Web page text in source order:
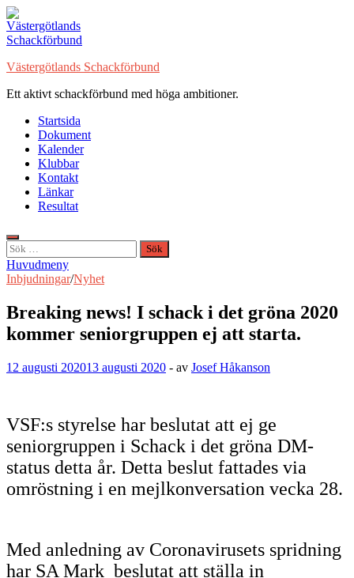
Hoppa
till
innehåll
Västergötlands Schackförbund
Ett aktivt schackförbund med höga ambitioner.
Startsida
Dokument
Kalender
Klubbar
Kontakt
Länkar
Resultat
Sök
efter:
Huvudmeny
Inbjudningar/Nyhet
Breaking news! I schack i det gröna 2020
kommer seniorgruppen ej att starta.
12 augusti 202013 augusti 2020 - av Josef Håkanson
VSF:s styrelse har beslutat att ej ge
seniorgruppen i Schack i det gröna DM-
status detta år. Detta beslut fattades via
omröstning i en mejlkonversation vecka 28.
Med anledning av Coronavirusets spridning
har SA Mark beslutat att ställa in